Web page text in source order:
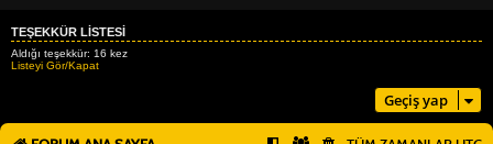
TEŞEKKÜR LISTESI
Aldığı teşekkür: 16 kez
Listeyi Gör/Kapat
Geçiş yap